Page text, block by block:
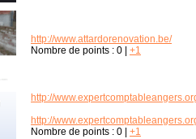
http://www.attardorenovation.be/
Nombre de points : 0 +1
http://
http://
Nombre de points : 0 +1